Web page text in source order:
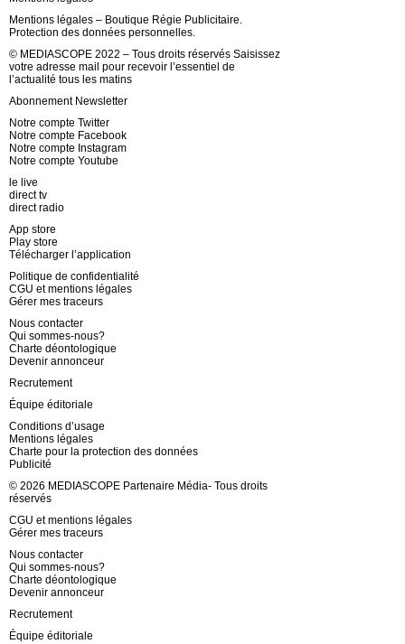
Mentions légales – Boutique Régie Publicitaire.
Protection des données personnelles.
© MEDIASCOPE 2022 – Tous droits réservés Saisissez
votre adresse mail pour recevoir l’essentiel de
l’actualité tous les matins
Abonnement Newsletter
Notre compte Twitter
Notre compte Facebook
Notre compte Instagram
Notre compte Youtube
le live
direct tv
direct radio
App store
Play store
Télécharger l’application
Politique de confidentialité
CGU et mentions légales
Gérer mes traceurs
Nous contacter
Qui sommes-nous?
Charte déontologique
Devenir annonceur
Recrutement
Équipe éditoriale
Conditions d’usage
Mentions légales
Charte pour la protection des données
Publicité
© 2026 MEDIASCOPE Partenaire Média- Tous droits
réservés
CGU et mentions légales
Gérer mes traceurs
Nous contacter
Qui sommes-nous?
Charte déontologique
Devenir annonceur
Recrutement
Équipe éditoriale